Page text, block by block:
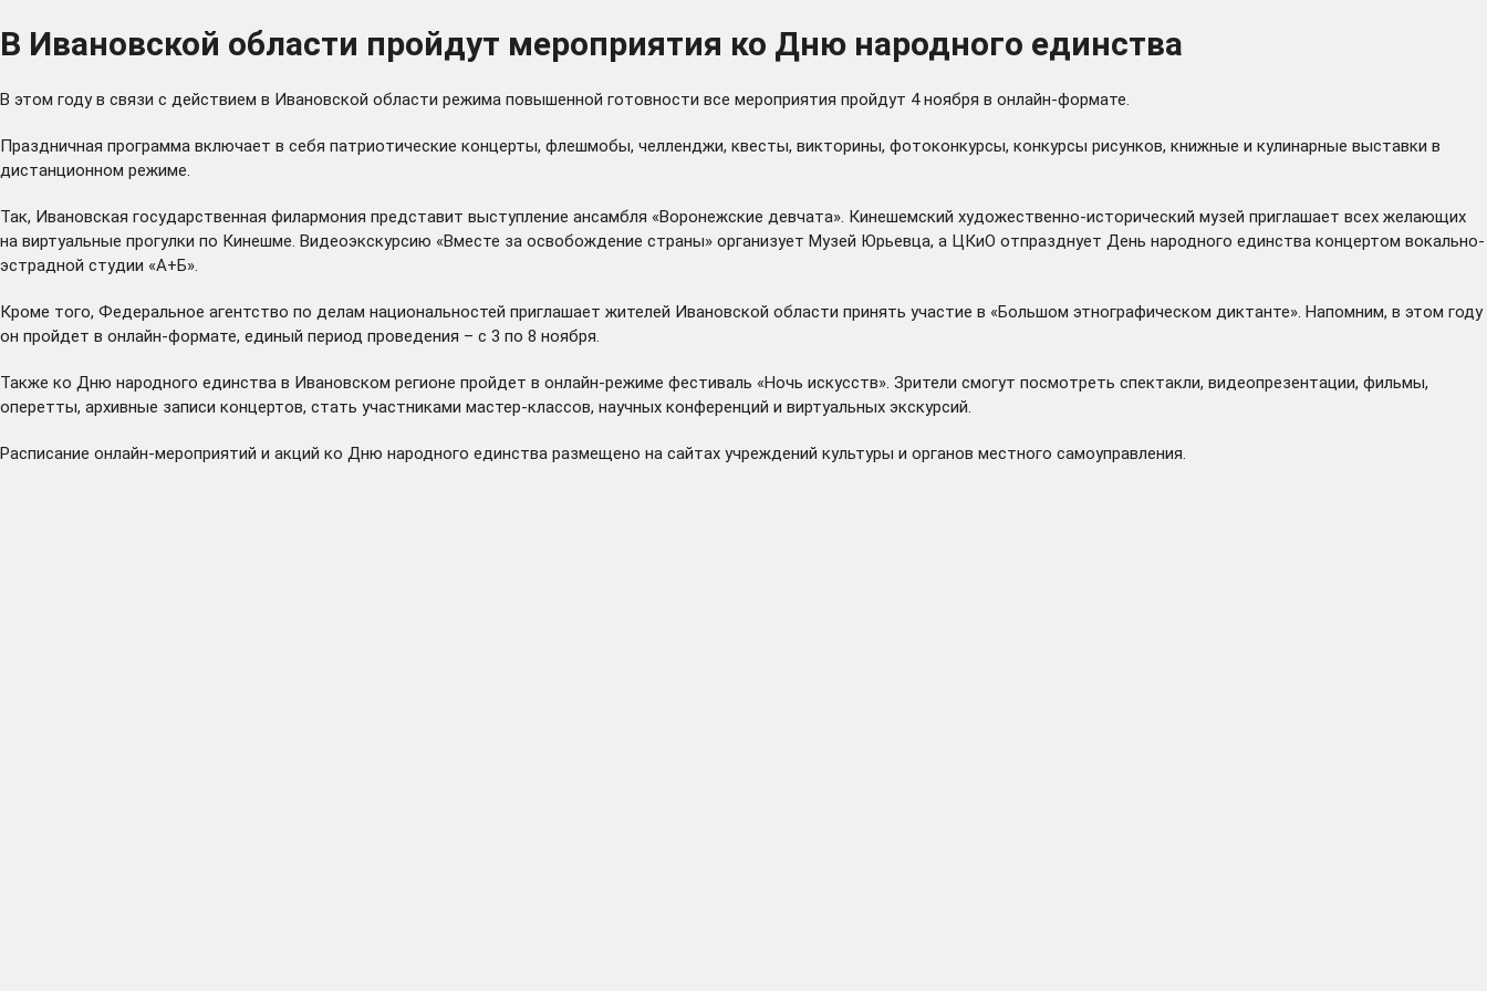
В Ивановской области пройдут мероприятия ко Дню народного единства
В этом году в связи с действием в Ивановской области режима повышенной готовности все мероприятия пройдут 4 ноября в онлайн-формате.
Праздничная программа включает в себя патриотические концерты, флешмобы, челленджи, квесты, викторины, фотоконкурсы, конкурсы рисунков, книжные и кулинарные выставки в
дистанционном режиме.
Так, Ивановская государственная филармония представит выступление ансамбля «Воронежские девчата». Кинешемский художественно-исторический музей приглашает всех желающих
на виртуальные прогулки по Кинешме. Видеоэкскурсию «Вместе за освобождение страны» организует Музей Юрьевца, а ЦКиО отпразднует День народного единства концертом вокально-
эстрадной студии «А+Б».
Кроме того, Федеральное агентство по делам национальностей приглашает жителей Ивановской области принять участие в «Большом этнографическом диктанте». Напомним, в этом году
он пройдет в онлайн-формате, единый период проведения – с 3 по 8 ноября.
Также ко Дню народного единства в Ивановском регионе пройдет в онлайн-режиме фестиваль «Ночь искусств». Зрители смогут посмотреть спектакли, видеопрезентации, фильмы,
оперетты, архивные записи концертов, стать участниками мастер-классов, научных конференций и виртуальных экскурсий.
Расписание онлайн-мероприятий и акций ко Дню народного единства размещено на сайтах учреждений культуры и органов местного самоуправления.